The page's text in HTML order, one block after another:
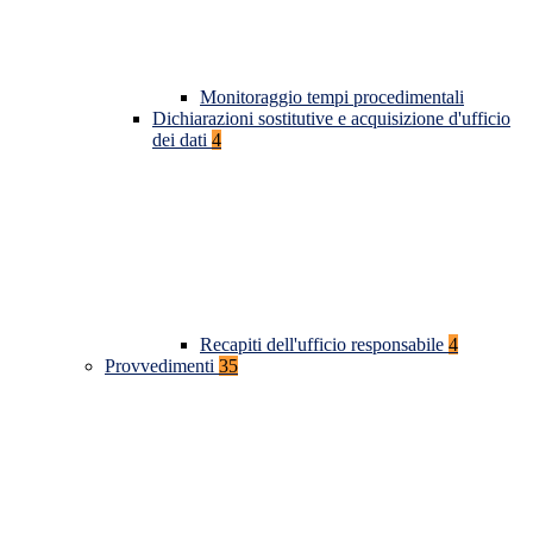
Monitoraggio tempi procedimentali
Dichiarazioni sostitutive e acquisizione d'ufficio
dei dati 4
Recapiti dell'ufficio responsabile 4
Provvedimenti 35